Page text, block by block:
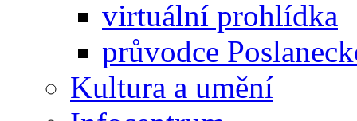
virtuální prohlídka
průvodce
Kultura a umění